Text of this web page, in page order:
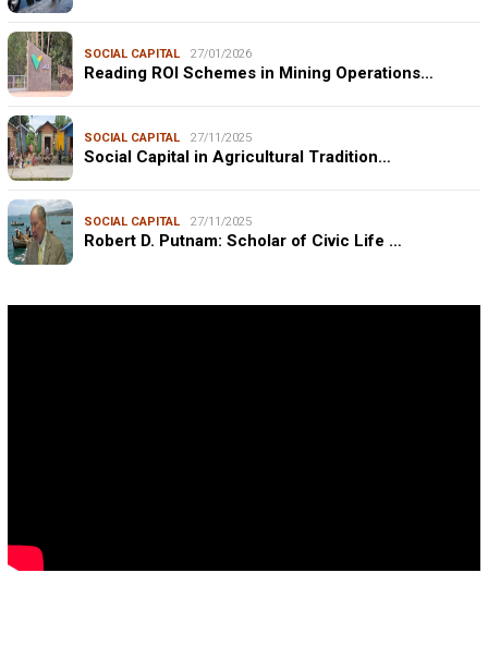
SOCIAL CAPITAL 27/01/2026
Reading ROI Schemes in Mining Operations…
SOCIAL CAPITAL 27/11/2025
Social Capital in Agricultural Tradition…
SOCIAL CAPITAL 27/11/2025
Robert D. Putnam: Scholar of Civic Life …